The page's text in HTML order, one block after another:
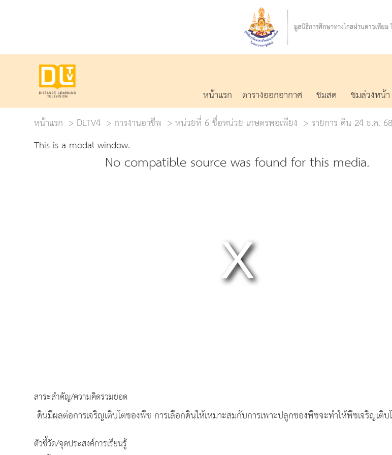
หน้าแรก ตารางออกอากาศ ชมสด ชมล่วงหน้า
หน้าแรก
DLTV4 การงานอาชีพ หน่วยที่ 6 ชื่อหน่วย เกษตรพอเพียง
รายการ ดิน 24 ธ.ค.
This is a modal window.
No compatible source was found for this media.
สาระสำคัญ/ความคิดรวมยอด
ดินมีผลต่อการเจริญเติบโตของพืช การเลือกดินให้เหมาะสมกับการเพาะปลูกของพืชจะทำให้พืชเจริญ
ตัวชี้วัด/จุดประสงค์การเรียนรู้